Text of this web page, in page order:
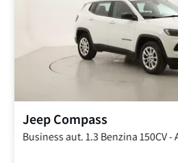
JeepCompass
Business aut.1.3 Benzina 150CV-